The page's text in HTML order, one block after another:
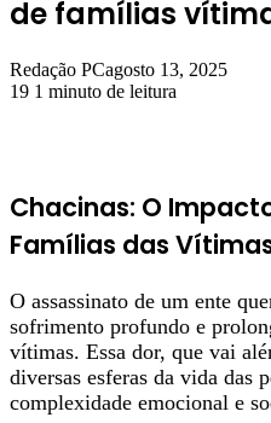
de famílias
Redação PCagosto 13, 2025
19 1 minuto de leitura
Chacinas: O
Famílias das
O assassinato de um ente
sofrimento profundo e
vítimas. Essa dor, que vai
diversas esferas da vida das
complexidade emocional e